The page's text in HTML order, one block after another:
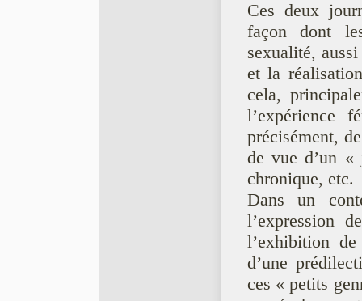
Ces deux
façon dont
sexualité,
et la
cela,
l’expérience
précisément,
de vue d’un
chronique, etc.
Dans un
l’expression
l’exhibition
d’une
ces « petits